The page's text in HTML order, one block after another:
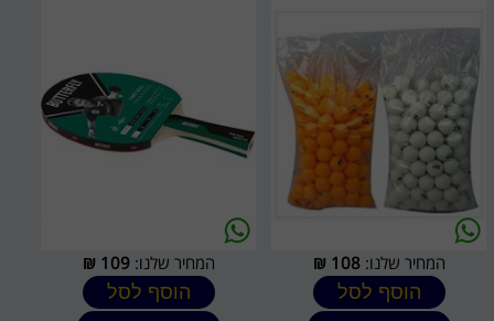
המחיר שלנו:108
₪
הוסף לסל
המחיר שלנו:109
₪
הוסף לסל